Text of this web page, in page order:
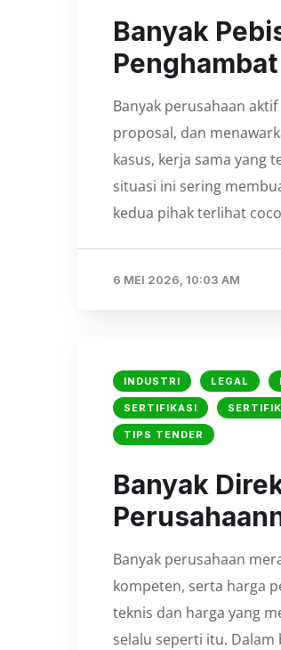
Banyak
Banyak perusahaan
proposal, dan
kasus, kerja sama yang
situasi ini sering
kedua pihak terlihat
6 MEI 2026, 10:03 AM
INDUSTRI LEGAL
SERTIFIKASI
TIPS TENDER
Banyak
Banyak perusahaan
kompeten, serta harga
teknis dan harga yang
selalu seperti itu. Dalam